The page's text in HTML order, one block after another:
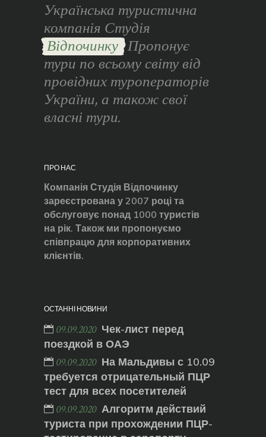
Українська туристична
компанія Студія
Відпочинку Пропонує
тури по всьому світу від
провідних туроператорів
України, а також свої
власні тури.
ПРО НАС
Компанія Студія Відпочинку
зареєстрована у 2007 році та
обслуговує понад 1000 туристів
на рік. Також ми пропонуємо
співпрацю для корпоративних
клієнтів.
ОСТАННІ НОВИНИ
09.09.2020 Чек-лист перед
поездкой в ОАЭ
09.09.2020 На Мальдивы с 10.09
требуется отрицательный ПЦР
тест для всех посетителей
09.09.2020 Алгоритм действий
туриста при прохождении ПЦР-